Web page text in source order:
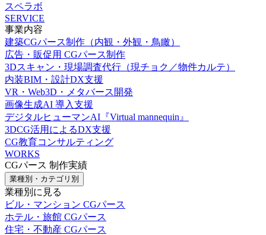
スペラボ
SERVICE
事業内容
建築CGパース制作（内観・外観・鳥瞰）
広告・販促用 CGパース制作
3Dスキャン・現場調査代行（現チョク／物件カルテ）
内装BIM・設計DX支援
VR・Web3D・メタバース開発
画像生成AI 導入支援
デジタルヒューマンAI『Virtual mannequin』
3DCG活用によるDX支援
CG教育コンサルティング
WORKS
CGパース 制作実績
業種別・カテゴリ別
業種別に見る
ビル・マンション CGパース
ホテル・旅館 CGパース
住宅・不動産 CGパース